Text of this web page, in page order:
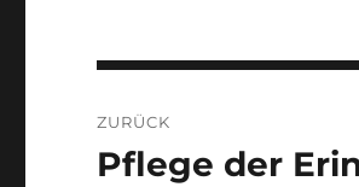
ZURÜCK
Vorheriger
Pflege der